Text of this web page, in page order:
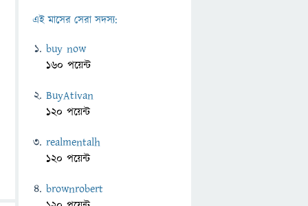
এই মাসের সেরা সদস্য:
buy now
160 পয়েন্ট
BuyAtivan
120 পয়েন্ট
realmentalh
120 পয়েন্ট
brownrobert